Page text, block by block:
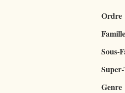
Ordre
Famille
Sous-
Genre